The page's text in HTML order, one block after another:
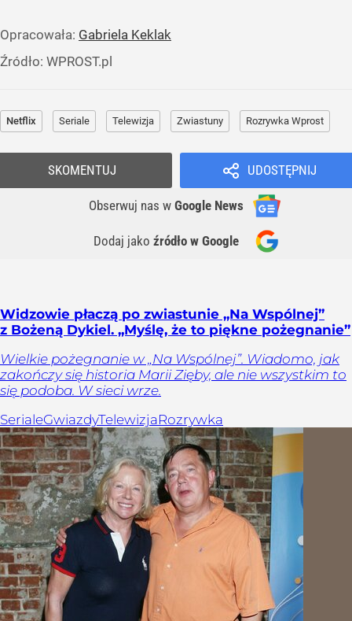
Opracowała: Gabriela Keklak
Źródło: WPROST.pl
Netflix Seriale Telewizja Zwiastuny Rozrywka Wprost
UDOSTĘPNIJ
Obserwuj nas w Google News
Dodaj jako źródło w Google
SKOMENTUJ
Widzowie płaczą po zwiastunie „Na Wspólnej”
z Bożeną Dykiel. „Myślę, że to piękne pożegnanie”
Wielkie pożegnanie w „Na Wspólnej”. Wiadomo, jak
zakończy się historia Marii Zięby, ale nie wszystkim to
się podoba. W sieci wrze.
SerialeGwiazdyTelewizjaRozrywka